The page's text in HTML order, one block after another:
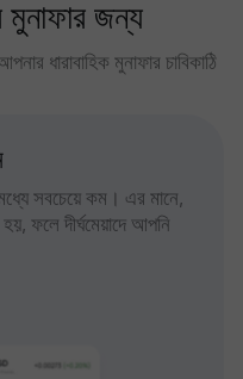
জন্য
ধারাবাহিক মুনাফার চাবিকাঠি
সবচেয়ে কম। এর মানে,
ফলে দীর্ঘমেয়াদে আপনি